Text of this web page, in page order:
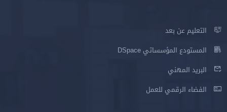
التعليم عن بعد
المستودع المؤسساتي DSpace
البريد المهني
الفضاء الرقمي للعمل